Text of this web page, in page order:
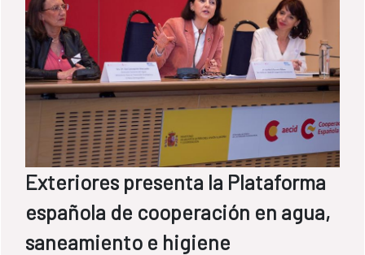
Exteriores presenta la Plataforma
española de cooperación en agua,
saneamiento e higiene